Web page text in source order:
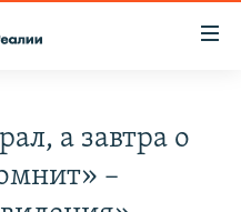
а завтра о
–